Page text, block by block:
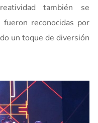
también se
fueron reconocidas por
un toque de diversión